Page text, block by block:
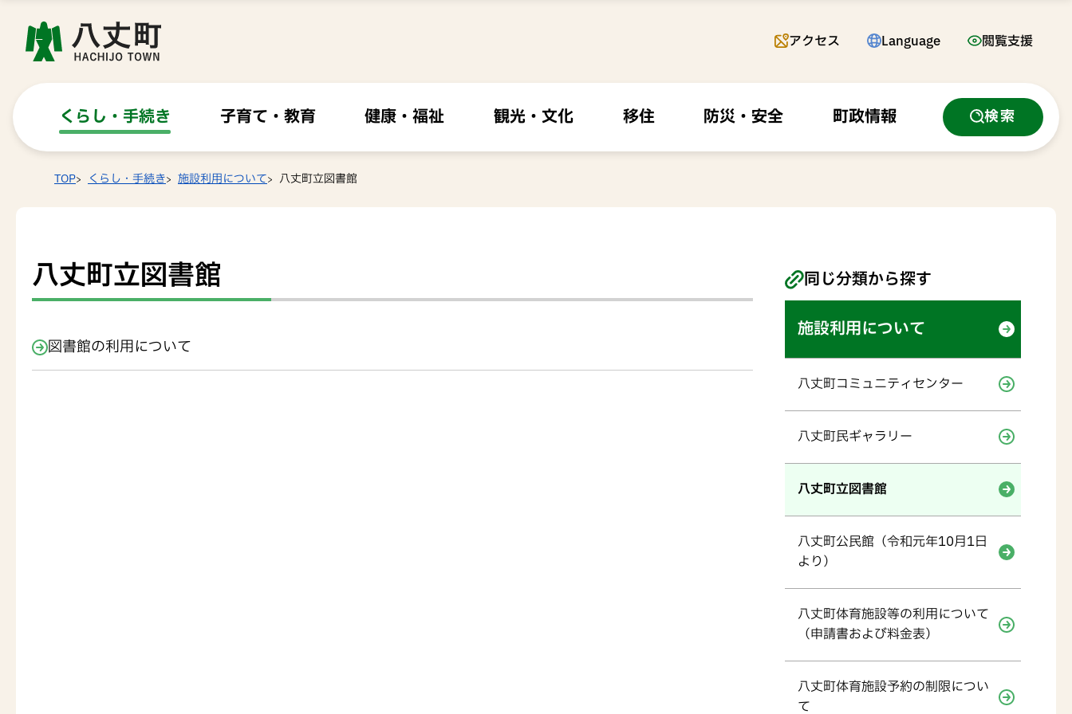
アクセス Language 閲覧支援
くらし・手続き 子育て・教育 健康・福祉 観光・文化 移住 防災・安全 町政情報 検索
TOP くらし・手続き 施設利用について 八丈町立図書館
八丈町立図書館
図書館の利用について
同じ分類から探す
施設利用について
八丈町コミュニティセンター
八丈町民ギャラリー
八丈町立図書館
八丈町公民館（令和元年10月1日
より）
八丈町体育施設等の利用について
（申請書および料金表）
八丈町体育施設予約の制限につい
て